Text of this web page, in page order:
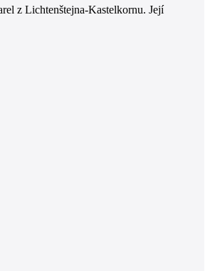
z Lichtenštejna-Kastelkornu. Její